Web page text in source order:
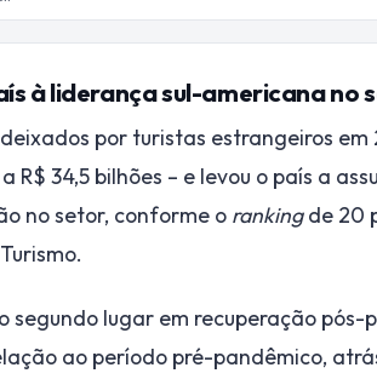
à liderança sul-americana no
por turistas estrangeiros em
R$ 34,5 bilhões – e levou o país a
no setor, conforme o rankingde 20
segundo lugar em recuperação pós-
ao período pré-pandêmico,